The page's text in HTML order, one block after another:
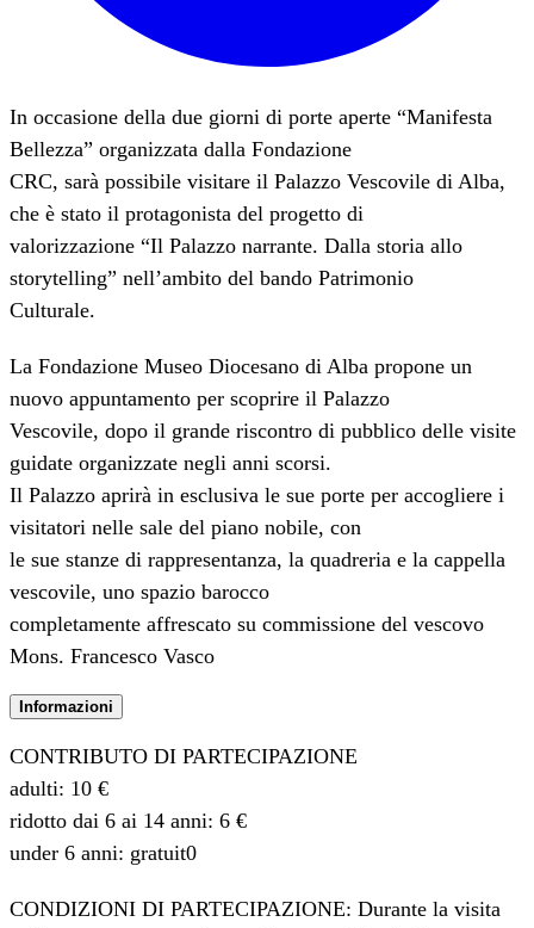
In occasione della due giorni di porte aperte “Manifesta
Bellezza” organizzata dalla Fondazione
CRC, sarà possibile visitare il Palazzo Vescovile di Alba,
che è stato il protagonista del progetto di
valorizzazione “Il Palazzo narrante. Dalla storia allo
storytelling” nell’ambito del bando Patrimonio
Culturale.
La Fondazione Museo Diocesano di Alba propone un
nuovo appuntamento per scoprire il Palazzo
Vescovile, dopo il grande riscontro di pubblico delle visite
guidate organizzate negli anni scorsi.
Il Palazzo aprirà in esclusiva le sue porte per accogliere i
visitatori nelle sale del piano nobile, con
le sue stanze di rappresentanza, la quadreria e la cappella
vescovile, uno spazio barocco
completamente affrescato su commissione del vescovo
Mons. Francesco Vasco
Informazioni
CONTRIBUTO DI PARTECIPAZIONE
adulti: 10 €
ridotto dai 6 ai 14 anni: 6 €
under 6 anni: gratuit0
CONDIZIONI DI PARTECIPAZIONE: Durante la visita